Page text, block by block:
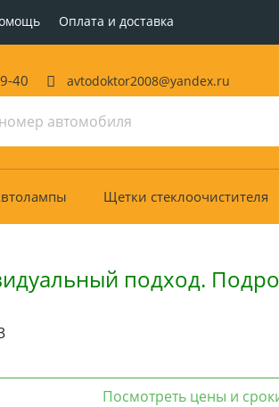
Оплата и доставка
40
avtodoktor2008@yandex.ru
Щетки стеклоочистителя
подход.
Посмотреть цены и